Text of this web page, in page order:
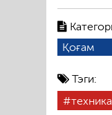
Қоғам
Тэги:
техника